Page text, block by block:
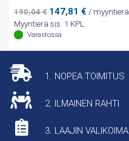
190,04€ Alkuperäinen
hinta
oli:
147,81 €Nykyinen
/ myyntierä
Myyntierä sis. 1 KPL
Varastossa
1. NOPEA TOIMITUS
2. ILMAINEN RAHTI
3. LAAJIN VALIKOIMA